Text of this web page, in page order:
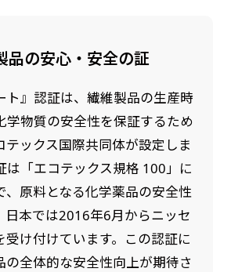
品の安心・安全の証
ト』認証は、繊維製品の生産時
学物質の安全性を保証するため
テックス国際共同体が設定しま
は「エコテックス規格 100」に
、原料となる化学薬品の安全性
日本では2016年6月からニッセ
受け付けています。この認証に
の全体的な安全性向上が期待さ